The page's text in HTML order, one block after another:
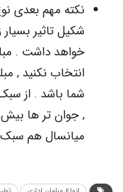
مهم بعدی نوع طراحی
تاثیر بسیار زیادی
داشت . مبلمان
نکنید , مبلمان
باشد . از سبک های
تر ها بیش تر سبک
هم سبک کلاسیک .